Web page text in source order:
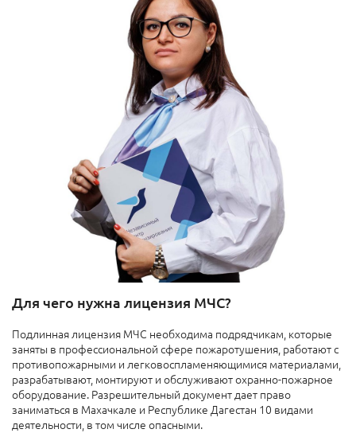
Для чего нужна лицензия МЧС?
Подлинная лицензия МЧС необходима подрядчикам, которые
заняты в профессиональной сфере пожаротушения, работают с
противопожарными и легковоспламеняющимися материалами,
разрабатывают, монтируют и обслуживают охранно-пожарное
оборудование. Разрешительный документ дает право
заниматься в Махачкале и Республике Дагестан 10 видами
деятельности, в том числе опасными.